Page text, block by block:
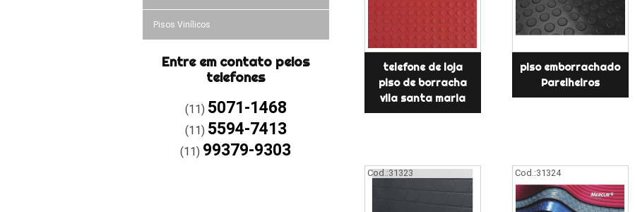
Pisos Vinílicos
Entre em contato pelos
telefones
(11) 5071-1468
(11) 5594-7413
(11) 99379-9303
telefone de loja
piso de borracha
vila santa maria
piso emborrachado
Parelheiros
Cod.:31323 Cod.:31324